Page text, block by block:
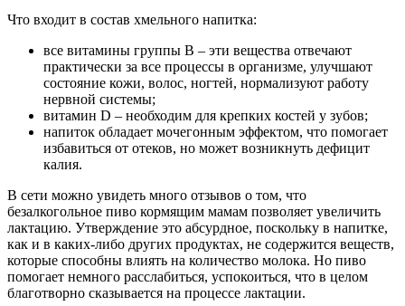
Что входит в состав хмельного напитка:
все витамины группы B – эти вещества отвечают
практически за все процессы в организме, улучшают
состояние кожи, волос, ногтей, нормализуют работу
нервной системы;
витамин D – необходим для крепких костей у зубов;
напиток обладает мочегонным эффектом, что помогает
избавиться от отеков, но может возникнуть дефицит
калия.
В сети можно увидеть много отзывов о том, что
безалкогольное пиво кормящим мамам позволяет увеличить
лактацию. Утверждение это абсурдное, поскольку в напитке,
как и в каких-либо других продуктах, не содержится веществ,
которые способны влиять на количество молока. Но пиво
помогает немного расслабиться, успокоиться, что в целом
благотворно сказывается на процессе лактации.